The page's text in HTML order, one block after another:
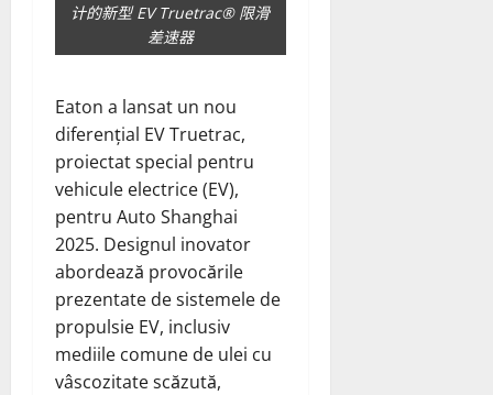
计的新型 EV Truetrac® 限滑
差速器
Eaton a lansat un nou
diferențial EV Truetrac,
proiectat special pentru
vehicule electrice (EV),
pentru Auto Shanghai
2025. Designul inovator
abordează provocările
prezentate de sistemele de
propulsie EV, inclusiv
mediile comune de ulei cu
vâscozitate scăzută,